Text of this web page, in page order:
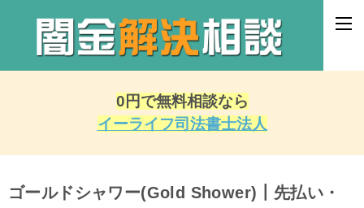
0円で無料相談なら
イーライフ司法書士法人
ゴールドシャワー(Gold Shower)┃先払い・